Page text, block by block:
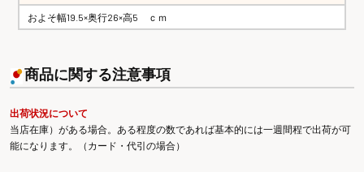
およそ幅19.5×奥行26×高5 ｃｍ
商品に関する注意事項
出荷状況について
当店在庫）がある場合。ある程度の数であれば基本的には一週間程で出荷が可
能になります。（カード・代引の場合）